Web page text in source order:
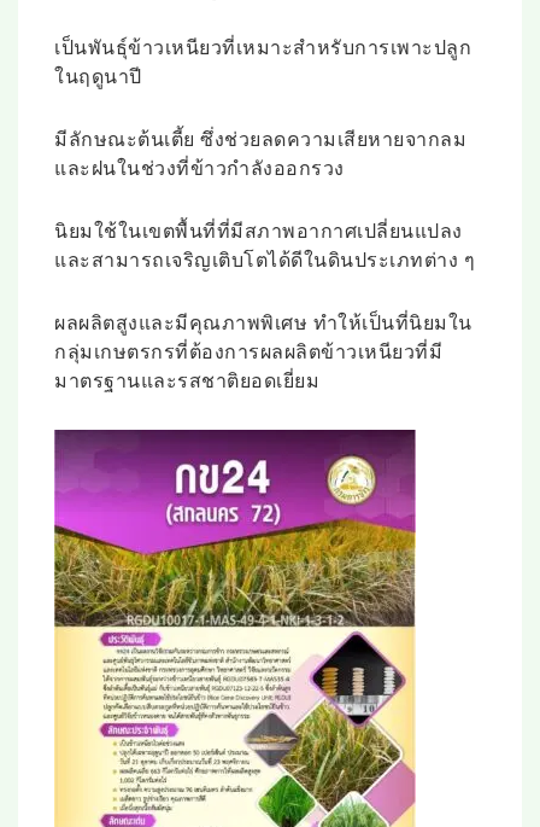
เป็นพันธุ์ข้าวเหนียวที่เหมาะสำหรับการเพาะปลูก
ในฤดูนาปี
มีลักษณะต้นเตี้ย ซึ่งช่วยลดความเสียหายจากลม
และฝนในช่วงที่ข้าวกำลังออกรวง
นิยมใช้ในเขตพื้นที่ที่มีสภาพอากาศเปลี่ยนแปลง
และสามารถเจริญเติบโตได้ดีในดินประเภทต่าง ๆ
ผลผลิตสูงและมีคุณภาพพิเศษ ทำให้เป็นที่นิยมใน
กลุ่มเกษตรกรที่ต้องการผลผลิตข้าวเหนียวที่มี
มาตรฐานและรสชาติยอดเยี่ยม